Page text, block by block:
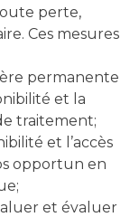
perte,
Ces mesures
permanente
et la
traitement;
et l’accès
opportun en
et évaluer